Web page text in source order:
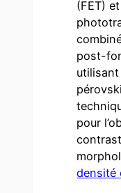
(FET)
post-
pour
densité